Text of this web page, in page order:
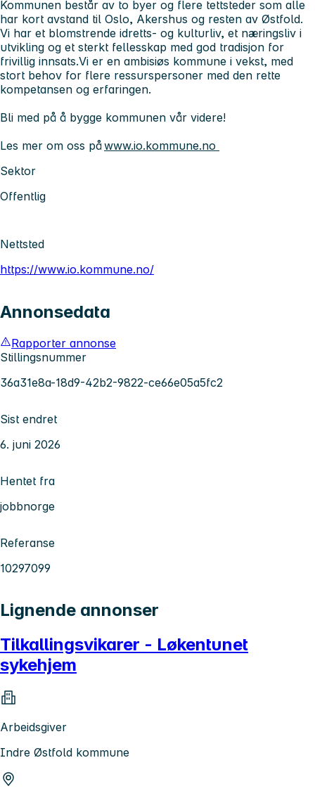
Kommunen består av to byer og flere tettsteder som alle
har kort avstand til Oslo, Akershus og resten av Østfold.
Vi har et blomstrende idretts- og kulturliv, et næringsliv i
utvikling og et sterkt fellesskap med god tradisjon for
frivillig innsats.Vi er en ambisiøs kommune i vekst, med
stort behov for flere ressurspersoner med den rette
kompetansen og erfaringen.
Bli med på å bygge kommunen vår videre!
Les mer om oss påwww.io.kommune.no
Sektor
Offentlig
Nettsted
https://www.io.kommune.no/
Annonsedata
Rapporter annonse
Stillingsnummer
36a31e8a-18d9-42b2-9822-ce66e05a5fc2
Sist endret
6. juni 2026
Hentet fra
jobbnorge
Referanse
10297099
Lignende annonser
Tilkallingsvikarer - Løkentunet
sykehjem
Arbeidsgiver
Indre Østfold kommune